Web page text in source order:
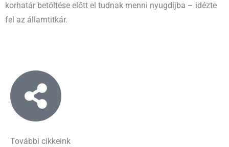
korhatár betöltése előtt el tudnak menni nyugdíjba – idézte
fel az államtitkár.
További cikkeink